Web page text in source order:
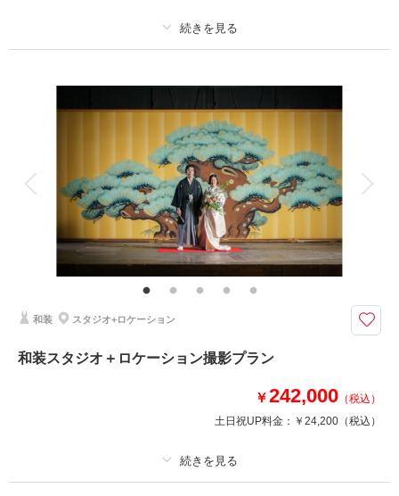
相談予約する
新婦衣装1着
ヘアメイク
データ 100 カット
会食 挙式
家族と撮影 家族用衣装レンタル ペットと撮影
その他含むもの
福島県内出張料
白無垢or色打掛での撮影プラン
福島県内であれば出張料無料で撮影可能！
スタジオ＋イチョウ並木＋佐久間邸
和装 スタジオ+ロケーション
和装スタジオ＋ロケーション撮影プラン
￥242,000 （税込）
土日祝UP料金： ￥24,200 （税込）